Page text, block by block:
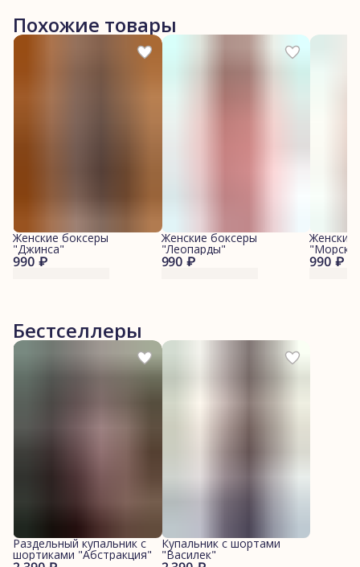
Похожие товары
990 ₽
Женские боксеры
"Джинса"
990 ₽
Женские боксеры
"Леопарды"
990 ₽
Женские
Бестселлеры
Раздельный купальник с
шортиками "Абстракция"
Купальник с шортами
"Василек"